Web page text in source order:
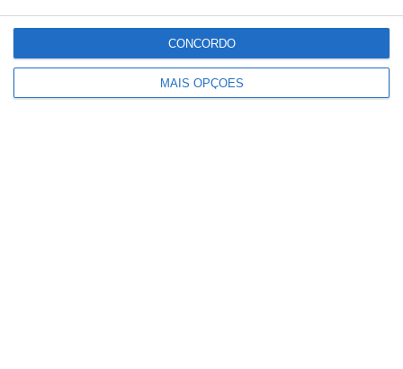
MAIS OPÇÕES
CONCORDO